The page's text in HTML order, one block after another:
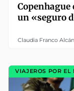
un «seguro
Claudia Franco
VIAJEROS POR EL